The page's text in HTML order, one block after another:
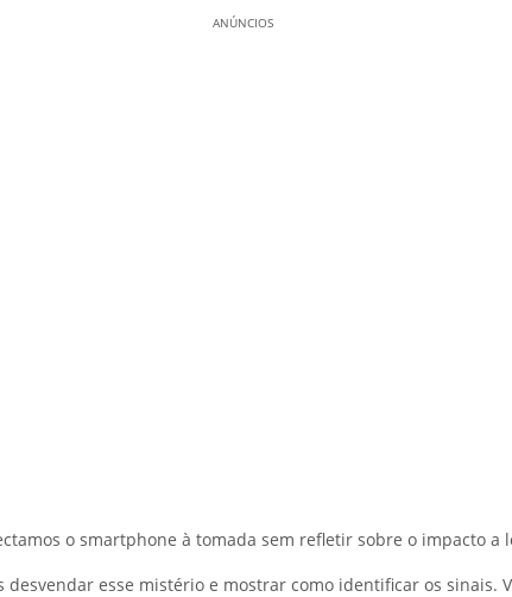
ANÚNCIOS
o smartphone à tomada sem refletir sobre o impacto a
desvendar esse mistério e mostrar como identificar os sinais.